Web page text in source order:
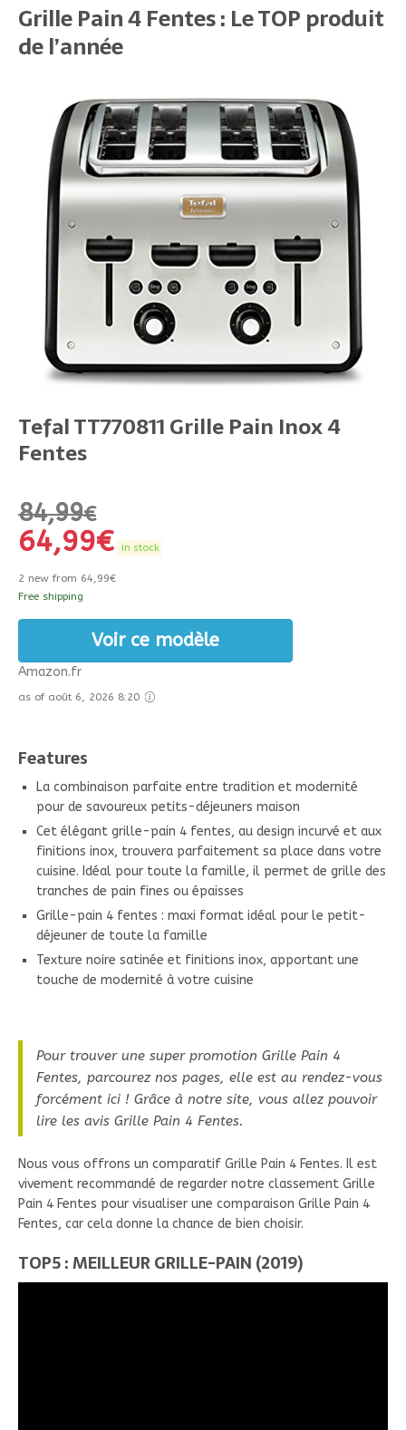
Grille Pain 4 Fentes : Le TOP produit
de l’année
Tefal TT770811 Grille Pain Inox 4
Fentes
84,99€
64,99€ in stock
2 new from 64,99€
Free shipping
Voir ce modèle
Amazon.fr
as of août 6, 2026 8:20
Features
La combinaison parfaite entre tradition et modernité
pour de savoureux petits-déjeuners maison
Cet élégant grille-pain 4 fentes, au design incurvé et aux
finitions inox, trouvera parfaitement sa place dans votre
cuisine. Idéal pour toute la famille, il permet de grille des
tranches de pain fines ou épaisses
Grille-pain 4 fentes : maxi format idéal pour le petit-
déjeuner de toute la famille
Texture noire satinée et finitions inox, apportant une
touche de modernité à votre cuisine
Pour trouver une super promotion Grille Pain 4
Fentes, parcourez nos pages, elle est au rendez-vous
forcément ici ! Grâce à notre site, vous allez pouvoir
lire les avis Grille Pain 4 Fentes.
Nous vous offrons un comparatif Grille Pain 4 Fentes. Il est
vivement recommandé de regarder notre classement Grille
Pain 4 Fentes pour visualiser une comparaison Grille Pain 4
Fentes, car cela donne la chance de bien choisir.
TOP5 : MEILLEUR GRILLE-PAIN (2019)